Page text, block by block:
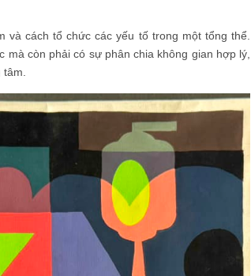
cách tổ chức các yếu tố trong một tổng thể.
còn phải có sự phân chia không gian hợp lý,